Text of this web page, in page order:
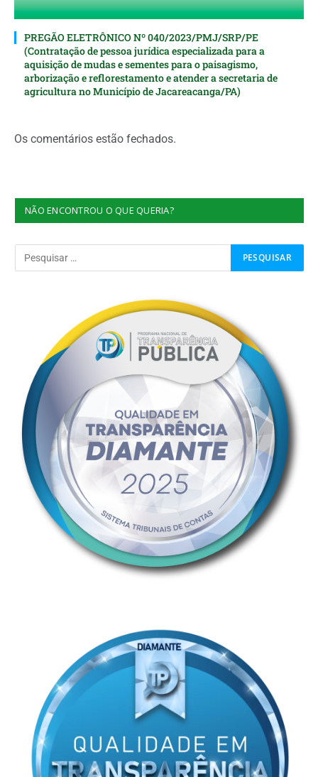
PREGÃO ELETRÔNICO Nº 040/2023/PMJ/SRP/PE
(Contratação de pessoa jurídica especializada para a
aquisição de mudas e sementes para o paisagismo,
arborização e reflorestamento e atender a secretaria de
agricultura no Município de Jacareacanga/PA)
Os comentários estão fechados.
NÃO ENCONTROU O QUE QUERIA?